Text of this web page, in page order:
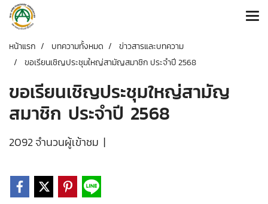
หน้าแรก บทความทั้งหมด
ข่าวสารและบทความ
ขอเรียนเชิญประชุมใหญ่สามัญสมาชิก ประจำปี 2568
ขอเรียนเชิญประชุมใหญ่สามัญ
สมาชิก ประจำปี 2568
2092 จำนวนผู้เข้าชม |